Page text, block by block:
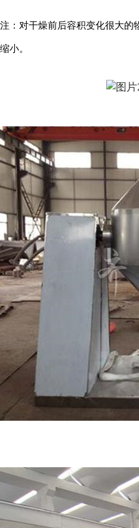
注：对干燥前后容积变化很大的
缩小。